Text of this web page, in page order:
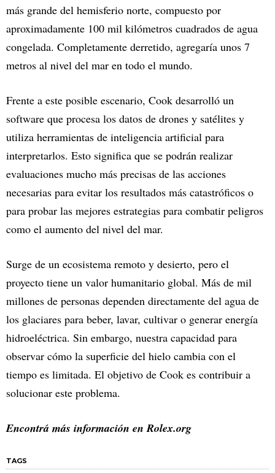
más grande del hemisferio norte, compuesto por
aproximadamente 100 mil kilómetros cuadrados de agua
congelada. Completamente derretido, agregaría unos 7
metros al nivel del mar en todo el mundo.
Frente a este posible escenario, Cook desarrolló un
software que procesa los datos de drones y satélites y
utiliza herramientas de inteligencia artificial para
interpretarlos. Esto significa que se podrán realizar
evaluaciones mucho más precisas de las acciones
necesarias para evitar los resultados más catastróficos o
para probar las mejores estrategias para combatir peligros
como el aumento del nivel del mar.
Surge de un ecosistema remoto y desierto, pero el
proyecto tiene un valor humanitario global. Más de mil
millones de personas dependen directamente del agua de
los glaciares para beber, lavar, cultivar o generar energía
hidroeléctrica. Sin embargo, nuestra capacidad para
observar cómo la superficie del hielo cambia con el
tiempo es limitada. El objetivo de Cook es contribuir a
solucionar este problema.
Encontrá más información en Rolex.org
TAGS